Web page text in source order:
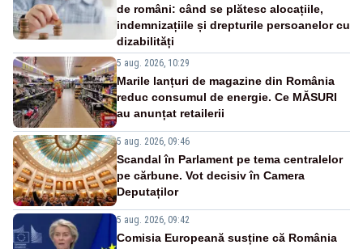
de români: când se plătesc alocațiile,
indemnizațiile și drepturile persoanelor cu
dizabilități
5 aug. 2026, 10:29
Marile lanțuri de magazine din România
reduc consumul de energie. Ce MĂSURI
au anunțat retailerii
5 aug. 2026, 09:46
Scandal în Parlament pe tema centralelor
pe cărbune. Vot decisiv în Camera
Deputaților
5 aug. 2026, 09:42
Comisia Europeană susține că România